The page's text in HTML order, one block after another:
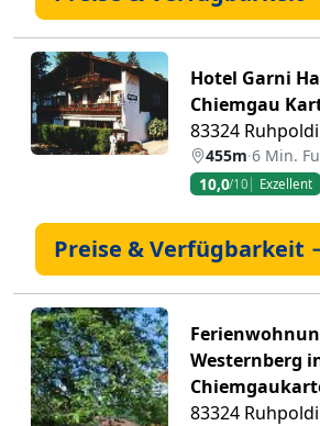
Hotel Garni
Chiemgau
83324
455m·6 Min.
10,0/10 Exzellent
Preise & Verfügbarkeit
Westernberg
83324